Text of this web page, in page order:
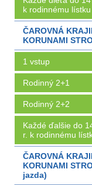
k rodinnému lístku
ČAROVNÁ
KORUNAMI
1 vstup
Rodinný 2+1
Rodinný 2+2
Každé ďalšie do
r. k rodinnému
ČAROVNÁ
KORUNAMI
jazda)